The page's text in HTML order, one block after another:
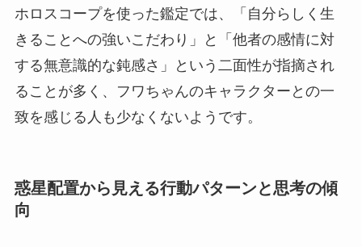
ホロスコープを使った鑑定では、「自分らしく生
きることへの強いこだわり」と「他者の感情に対
する無意識的な鈍感さ」という二面性が指摘され
ることが多く、フワちゃんのキャラクターとの一
致を感じる人も少なくないようです。
惑星配置から見える行動パターンと思考の傾
向